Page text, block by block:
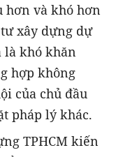
hơn và khó hơn
xây dựng dự
là khó khăn
hợp không
của chủ đầu
pháp lý khác.
TPHCM kiến